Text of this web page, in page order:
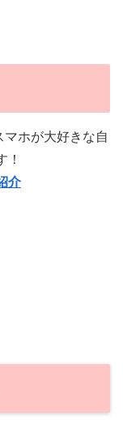
ホが大好きな自
！
介